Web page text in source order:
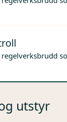
utstyr